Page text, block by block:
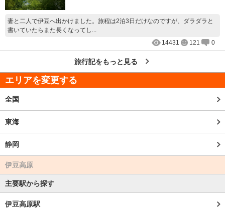
妻と二人で伊豆へ出かけました。旅程は2泊3日だけなのですが、ダラダラと
書いていたらまた長くなってし...
14431
121 0
旅行記をもっと見る
エリアを変更する
全国
東海
静岡
伊豆高原
主要駅から探す
伊豆高原駅